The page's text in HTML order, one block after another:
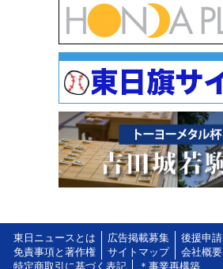
東日ニュースとは 広告掲載募集 後援申請
免責事項と著作権
サイトマップ 会社概要
特定商取引に基づく表記
＊事業再構築